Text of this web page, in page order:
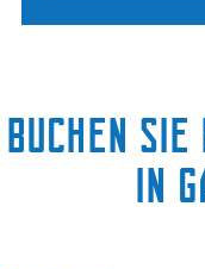
Buchen
in